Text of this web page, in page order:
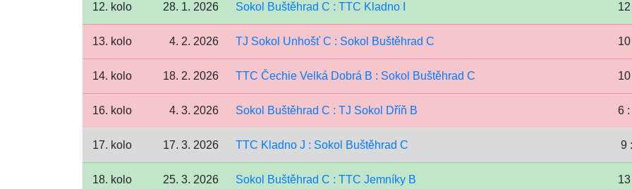
12. kolo 28. 1. 2026 Sokol Buštěhrad C : TTC Kladno I
13. kolo 4. 2. 2026 TJ Sokol Unhošť C : Sokol Buštěhrad C
14. kolo 18. 2. 2026 TTC Čechie Velká Dobrá B : Sokol Buštěhrad C
16. kolo 4. 3. 2026 Sokol Buštěhrad C : TJ Sokol Dříň B 6 :
17. kolo 17. 3. 2026 TTC Kladno J : Sokol Buštěhrad C 9
18. kolo 25. 3. 2026 Sokol Buštěhrad C : TTC Jemníky B